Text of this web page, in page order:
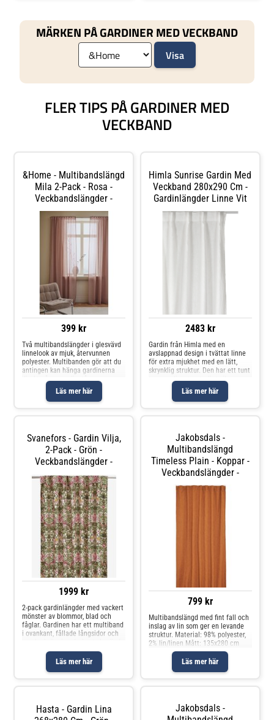
MÄRKEN PÅ GARDINER MED VECKBAND
FLER TIPS PÅ GARDINER MED
VECKBAND
&Home - Multibandslängd
Mila 2-Pack - Rosa -
Veckbandslängder -
399 kr
Läs mer här
Två multibandslängder i glesvävd
linnelook av mjuk, återvunnen
polyester. Multibanden gör att du
antingen kan hänga gardinerna
direkt på en gardinstång genom
de gömda hällorna eller använda
ringar, nålkrokar eller fingerkrokar.
Snören i rynkbandet gö
Himla Sunrise Gardin Med
Veckband 280x290 Cm -
Gardinlängder Linne Vit
2483 kr
Läs mer här
Gardin från Himla med en
avslappnad design i tvättat linne
för extra mjukhet med en lätt,
skrynklig struktur. Den har ett tunt
tyg som ljuset naturligt silar
igenom. Välj mellan olika färger
och storlekar. Om gardinen från
Himla- Sunrise uppskattas för den
Svanefors - Gardin Vilja,
2-Pack - Grön -
Veckbandslängder -
1999 kr
Läs mer här
2-pack gardinlängder med vackert
mönster av blommor, blad och
fåglar. Gardinen har ett multiband
i ovankant, fållade långsidor och
snabbfållningsband för att få rätt
längd på gardinen. Multiband är
en flexibel lösning
Jakobsdals -
Multibandslängd
Timeless Plain - Koppar -
Veckbandslängder -
799 kr
Läs mer här
Multibandslängd med fint fall och
inslag av lin som ger en levande
struktur. Material: 98% polyester,
2% lin/linen Mått: 135x280 cm
Hasta - Gardin Lina
Jakobsdals -